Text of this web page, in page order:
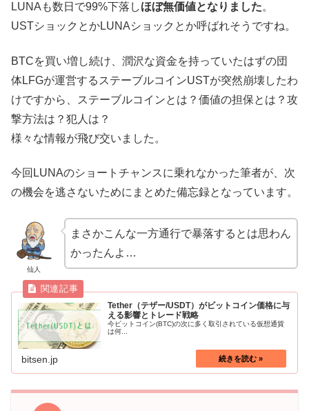
LUNAも数日で99%下落しほぼ無価値となりました。
USTショックとかLUNAショックとか呼ばれそうですね。
BTCを買い増し続け、潤沢な資金を持っていたはずの団
体LFGが運営するステーブルコインUSTが突然崩壊したわ
けですから、ステーブルコインとは？価値の担保とは？攻
撃方法は？犯人は？
様々な情報が飛び交いました。
今回LUNAのショートチャンスに乗れなかった筆者が、次
の機会を逃さないためにまとめた備忘録となっています。
仙人
まさかこんな一方通行で暴落するとは思わん
かったんよ…
Tether（テザー/USDT）がビットコイン価格に与
える影響とトレード戦略
今ビットコイン(BTC)の次に多く取引されている仮想通貨
は何...
bitsen.jp